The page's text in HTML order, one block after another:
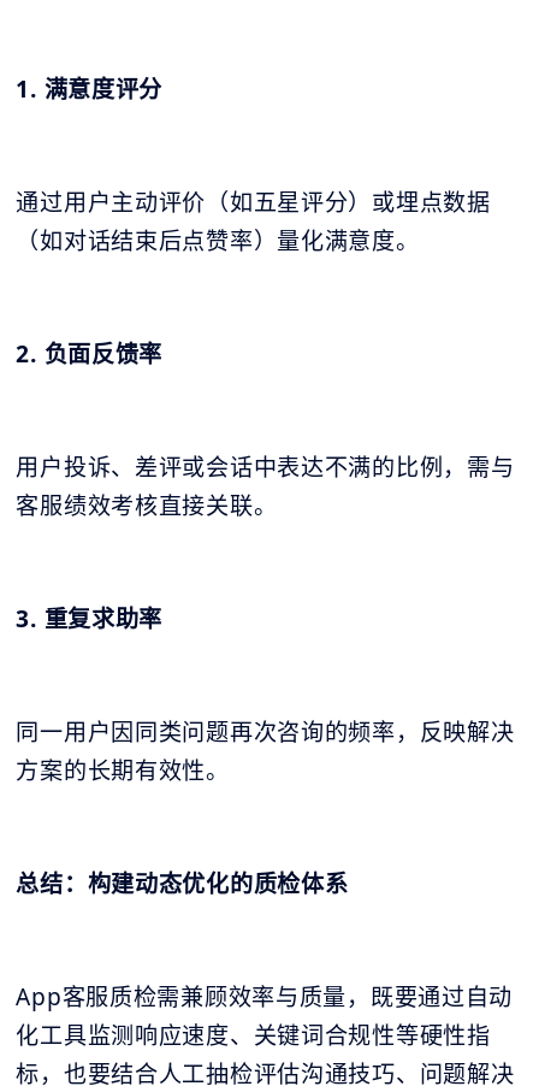
1. 满意度评分
通过用户主动评价（如五星评分）或埋点数据
（如对话结束后点赞率）量化满意度。
2. 负面反馈率
用户投诉、差评或会话中表达不满的比例，需与
客服绩效考核直接关联。
3. 重复求助率
同一用户因同类问题再次咨询的频率，反映解决
方案的长期有效性。
总结：构建动态优化的质检体系
App客服质检需兼顾效率与质量，既要通过自动
化工具监测响应速度、关键词合规性等硬性指
标，也要结合人工抽检评估沟通技巧、问题解决